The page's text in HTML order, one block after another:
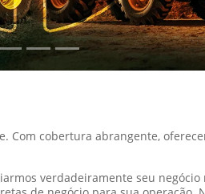
Com cobertura abrangente,
verdadeiramente seu